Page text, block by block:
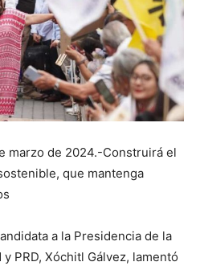
marzo de 2024.-Construirá el
que mantenga
a la Presidencia de la
PRD, Xóchitl Gálvez, lamentó